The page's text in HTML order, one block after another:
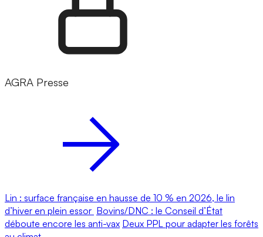
AGRA Presse
Lin : surface française en hausse de 10 % en 2026, le lin
d’hiver en plein essor Bovins/DNC : le Conseil d’État
déboute encore les anti-vax Deux PPL pour adapter les forêts